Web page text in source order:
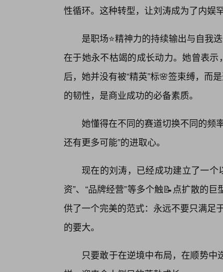
性循环。这种转型，让刘涛成为了内娱
是职场⭐精神力的持续输出与自我
在于她永不枯竭的成长动力。她曾表
后，她并没有被“精英”标🌸签束缚，而
的韧性，是商业成功的必备素质。
她懂得在不同的赛道切换不同的频
还有更多可能”的进取心。
现在的刘涛，已经成功建立了一个
资”、“品牌经营”等多个触📝点扩散的
供了一个完美的范式：永远不要只满足
的要大。
只要敢于在逆境中布局，在顺势